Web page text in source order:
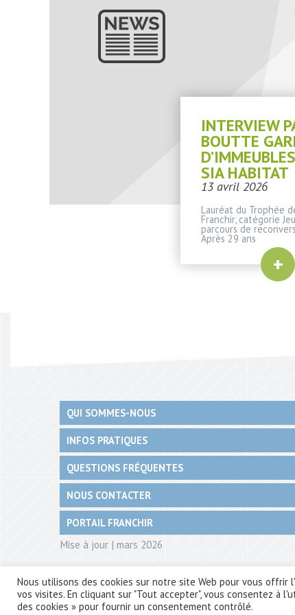
INTERVIEW
BOUTTE
SIA HABITAT
13 avril 2026
Lauréat du Trophée
Franchir, catégorie
parcours de
Après 29 ans
+
QUI SOMMES-NOUS
INFOS PRATIQUES
QUESTIONS FRÉQUENTES
NOUS CONTACTER
PORTAIL FRANCHIR
Mise à jour | mars 2026
facebook
Linkedin
Politique de confidentialité Mentions légales
Nous utilisons des cookies sur notre site Web pour vous
vos visites. En cliquant sur "Tout accepter", vous consentez à
des cookies » pour fournir un consentement contrôlé.